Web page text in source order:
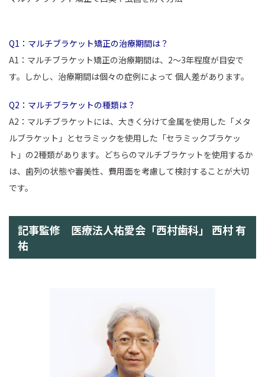
Q1：マルチブラケット矯正の治療期間は？
A1：マルチブラケット矯正の治療期間は、2〜3年程度が目安で
す。しかし、治療期間は個々の症例によって 個人差があります。
Q2：マルチブラケットの種類は？
A2：マルチブラケットには、大きく分けて金属を使用した「メタ
ルブラケット」とセラミックを使用した「セラミックブラケッ
ト」の2種類があります。どちらのマルチブラケットを使用するか
は、歯列の状態や審美性、費用面を考慮して検討することが大切
です。
記事監修 医療法人祐愛会「西村歯科」 西村 有
祐